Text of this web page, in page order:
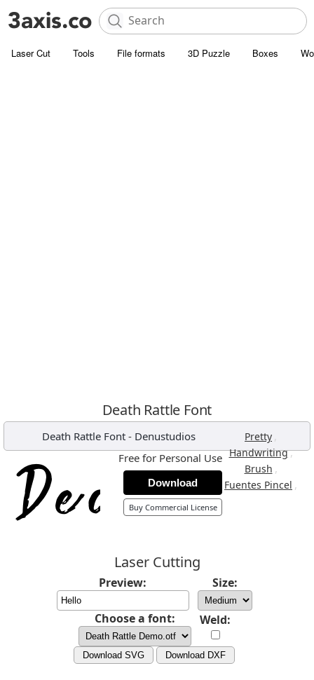
Laser Cut Tools File formats 3D Puzzle Boxes
Death Rattle Font
Death Rattle Font- Denustudios Pretty ,
Handwriting,
Brush ,
Fuentes Pincel ,
Free for Personal Use
Download
Buy Commercial License
Laser Cutting
Preview: Size:
Choose a font: Weld:
Download SVG Download DXF